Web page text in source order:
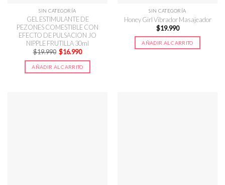
SIN CATEGORÍA
GEL ESTIMULANTE DE
PEZONES COMESTIBLE CON
EFECTO DE PULSACION JO
NIPPLE FRUTILLA 30ml
$19.990 El
precio
original
era:
$19.990.
$16.990El
actual
es:
$16.990.
AÑADIR AL CARRITO
SIN CATEGORÍA
Honey Girl Vibrador Masajeador
$19.990
AÑADIR AL CARRITO